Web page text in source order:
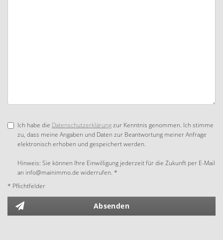
Ich habe die Datenschutzerklärungzur Kenntnis genommen. Ich stimme
zu, dass meine Angaben und Daten zur Beantwortung meiner Anfrage
elektronisch erhoben und gespeichert werden.
Hinweis: Sie können Ihre Einwilligung jederzeit für die Zukunft per E-Mail
an info@mainimmo.de widerrufen. *
* Pflichtfelder
Absenden